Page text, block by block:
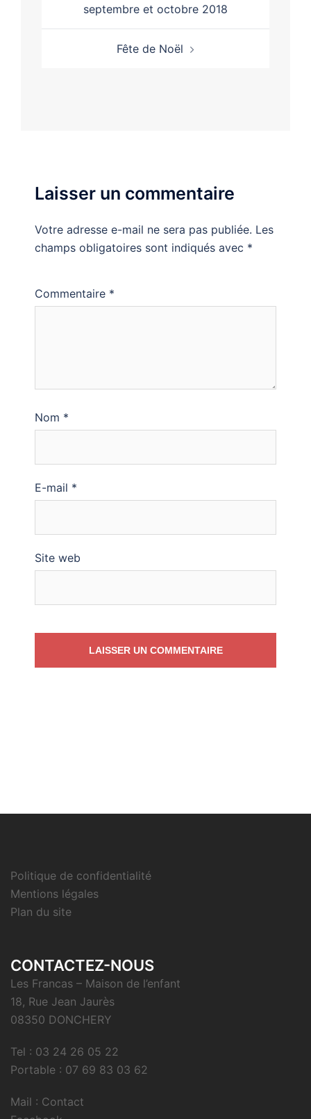
septembre et octobre 2018
Fête de Noël
Laisser un commentaire
Votre adresse e-mail ne sera pas publiée. Les
champs obligatoires sont indiqués avec *
Commentaire *
Nom *
E-mail *
Site web
Politique de confidentialité
Mentions légales
Plan du site
CONTACTEZ-NOUS
Les Francas – Maison de l’enfant
18, Rue Jean Jaurès
08350 DONCHERY
Tel : 03 24 26 05 22
Portable : 07 69 83 03 62
Mail : Contact